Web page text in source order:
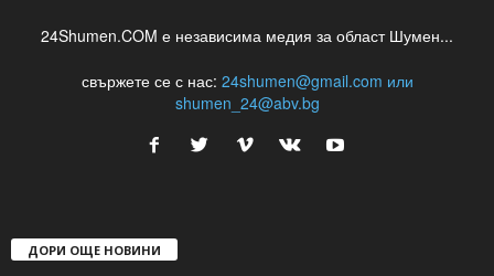
24Shumen.COM е независима медия за област Шумен...
свържете се с нас: 24shumen@gmail.com или
shumen_24@abv.bg
ДОРИ ОЩЕ НОВИНИ